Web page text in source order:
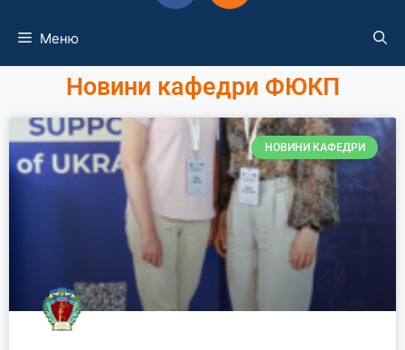
Меню
Новини кафедри ФЮКП
НОВИНИ КАФЕДРИ